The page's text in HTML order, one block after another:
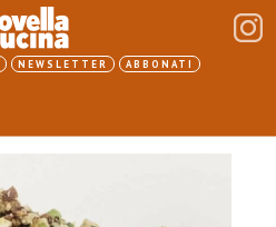
NEWSLETTER ABBONATI